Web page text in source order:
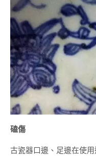
磕傷
古瓷器口邊、足邊在使